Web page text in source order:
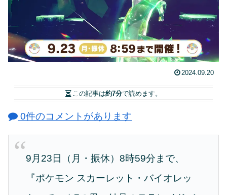
2024.09.20
この記事は約7分で読めます。
0件のコメントがあります
9月23日（月・振休）8時59分まで、
『ポケモン スカーレット・バイオレッ